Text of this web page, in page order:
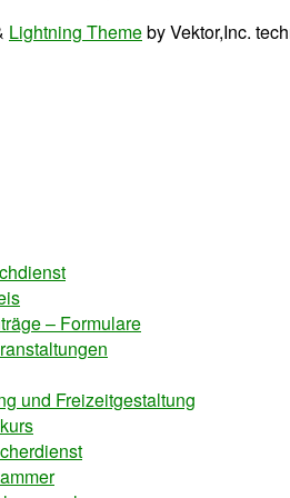
Lightning Themeby Vektor,Inc.
– Formulare
und Freizeitgestaltung